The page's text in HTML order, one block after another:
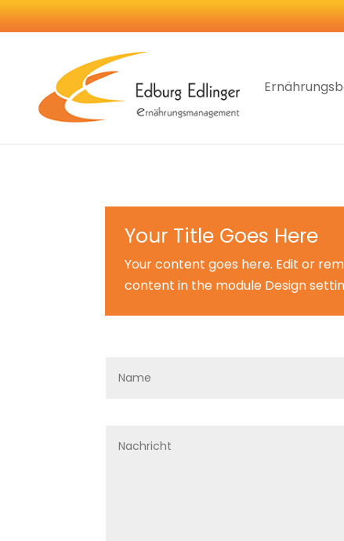
Your Title Goes Here
Your content goes here. Edit or
content in the module Design